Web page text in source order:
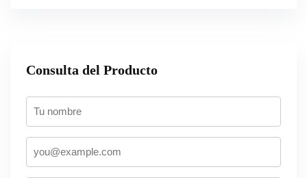
Consulta del Producto